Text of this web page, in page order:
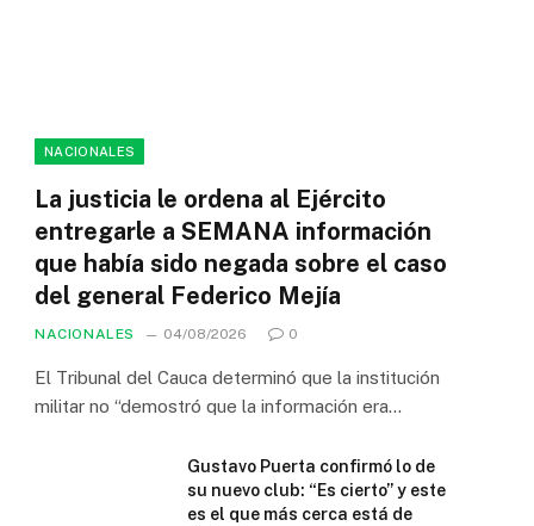
NACIONALES
La justicia le ordena al Ejército
entregarle a SEMANA información
que había sido negada sobre el caso
del general Federico Mejía
NACIONALES 04/08/2026 0
El Tribunal del Cauca determinó que la institución
militar no “demostró que la información era…
Gustavo Puerta confirmó lo de
su nuevo club: “Es cierto” y este
es el que más cerca está de